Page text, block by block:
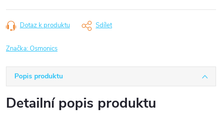
Dotaz k produktu Sdílet
Značka:Osmonics
Popis produktu
Detailní popis produktu